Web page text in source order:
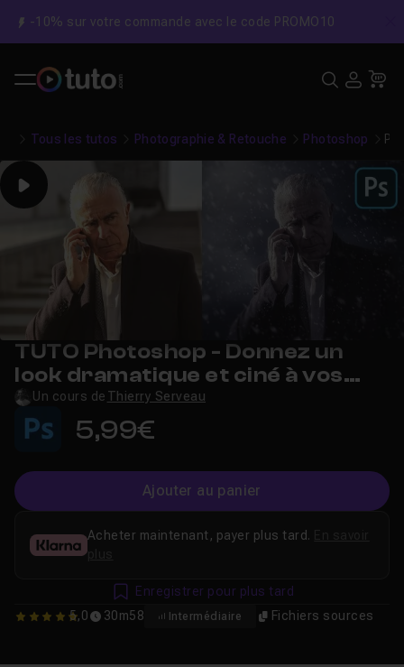
-10% sur votre commande avec le code PROMO10
Tous les tutos Photographie & Retouche Photoshop
Play
TUTO Photoshop - Donnez un
look dramatique et ciné à vos
photos
Un cours de Thierry Serveau
5,99€
Ajouter au panier
5 5,0 30m58 Intermédiaire Fichiers sources
Acheter maintenant, payer plus tard.
plus
Enregistrer pour plus tard